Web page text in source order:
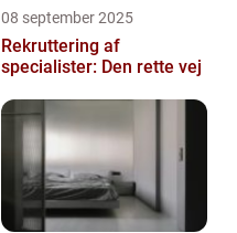
08 september 2025
Rekruttering af
specialister: Den rette vej